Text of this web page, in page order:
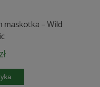
maskotka – Wild